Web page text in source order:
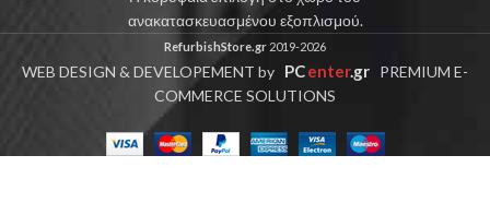
ανακατασκευασμένου εξοπλισμού.
RefurbishStore.gr 2019-2026
WEB DESIGN & DEVELOPEMENT by PCenter.gr PREMIUM E-
COMMERCE SOLUTIONS